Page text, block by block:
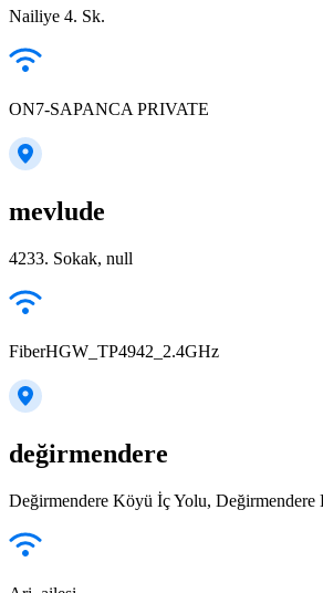
Nailiye 4. Sk.
ON7-SAPANCA PRIVATE
mevlude
4233. Sokak, null
FiberHGW_TP4942_2.4GHz
değirmendere
Değirmendere Köyü İç Yolu, Değirmendere